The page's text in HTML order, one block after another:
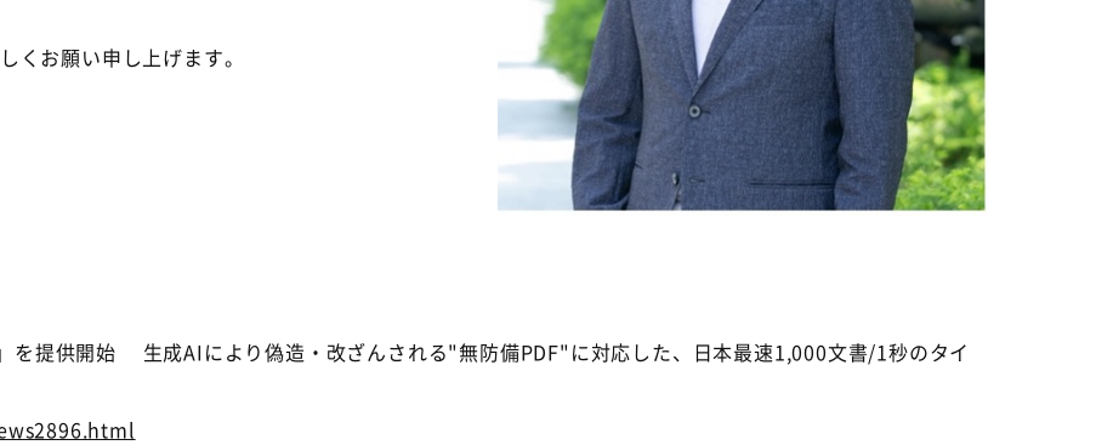
お願い申し上げます。
を提供開始 生成AIにより偽造・改ざんされる"無防備PDF"に対応した、日本最速1,000文書/1秒のタイ